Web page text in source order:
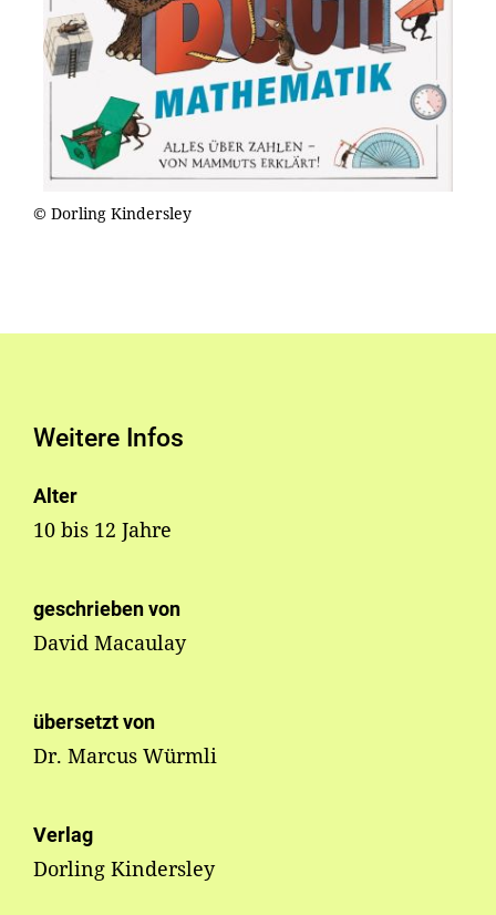
© Dorling Kindersley
Weitere Infos
Alter
10 bis 12 Jahre
geschrieben von
David Macaulay
übersetzt von
Dr. Marcus Würmli
Verlag
Dorling Kindersley